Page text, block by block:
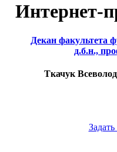
Интернет-
Декан факультета
д.б.н.,
Ткачук